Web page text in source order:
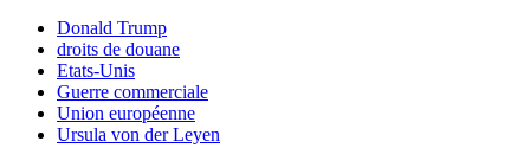
Donald Trump
droits de douane
Etats-Unis
Guerre commerciale
Union européenne
Ursula von der Leyen